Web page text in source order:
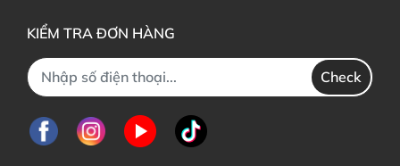
KIỂM TRA ĐƠN HÀNG
Check